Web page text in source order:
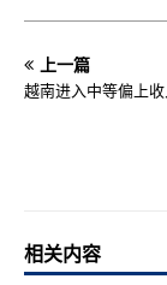
上一篇
越南进入中等偏上
相关内容